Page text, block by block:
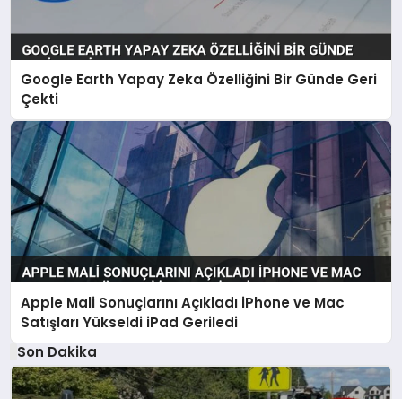
Google Earth Yapay Zeka Özelliğini Bir Günde Geri
Çekti
Apple Mali Sonuçlarını Açıkladı iPhone ve Mac
Satışları Yükseldi iPad Geriledi
Son Dakika